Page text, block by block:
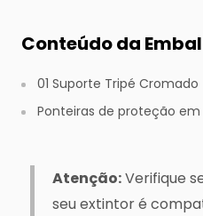
Conteúdo da
01 Suporte Tripé Cromado
Ponteiras de proteção
Atenção:Verifique
seu extintor é